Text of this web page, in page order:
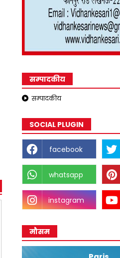
सम्पादकीय
सम्पादकीय
SOCIAL PLUGIN
facebook
whatsapp
instagram
मौसम